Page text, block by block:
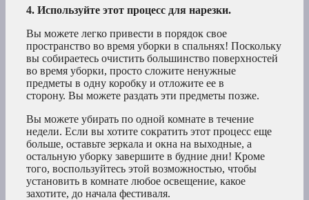
4. Используйте этот процесс для нарезки.
Вы можете легко привести в порядок свое
пространство во время уборки в спальнях! Поскольку
вы собираетесь очистить большинство поверхностей
во время уборки, просто сложите ненужные
предметы в одну коробку и отложите ее в
сторону. Вы можете раздать эти предметы позже.
Вы можете убирать по одной комнате в течение
недели. Если вы хотите сократить этот процесс еще
больше, оставьте зеркала и окна на выходные, а
остальную уборку завершите в будние дни! Кроме
того, воспользуйтесь этой возможностью, чтобы
установить в комнате любое освещение, какое
захотите, до начала фестиваля.